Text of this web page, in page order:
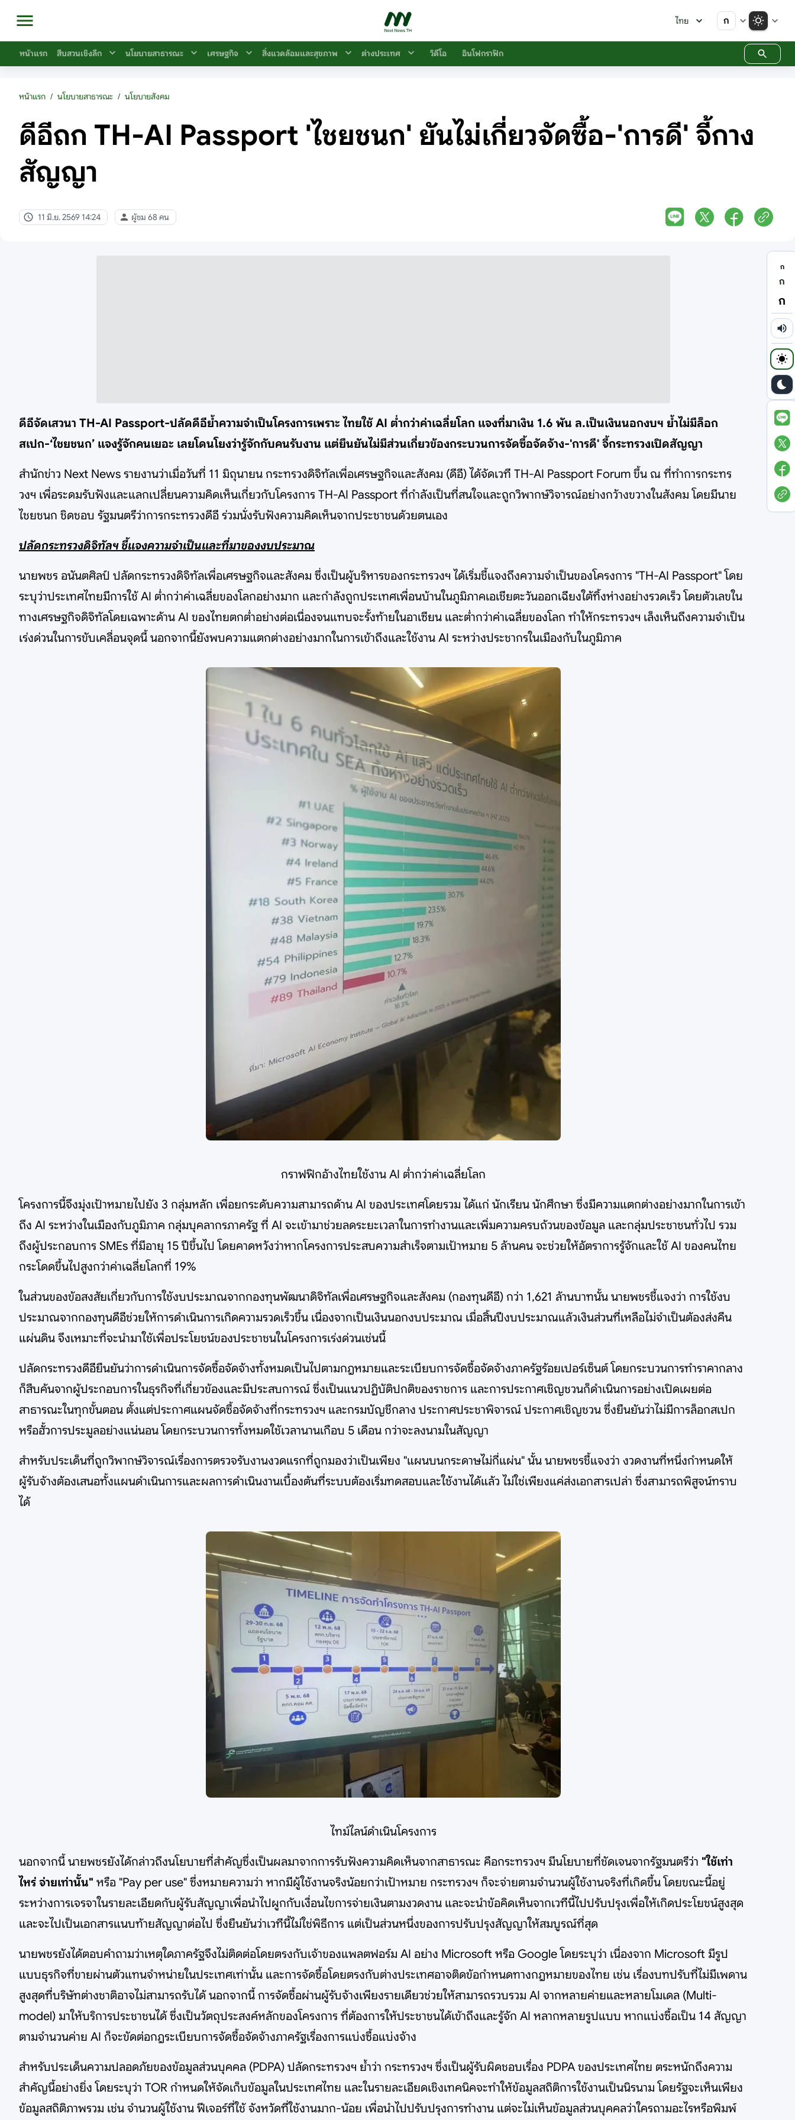
ไทย ก
หน้าแรก สืบสวนเชิงลึก นโยบายสาธารณะ เศรษฐกิจ สิ่งแวดล้อมและสุขภาพ ต่างประเทศ วิดีโอ อินโฟกราฟิก
หน้าแรก / นโยบายสาธารณะ / นโยบายสังคม
ดีอีถก TH-AI Passport 'ไชยชนก' ยันไม่เกี่ยวจัดซื้อ-'การดี' จี้กาง
สัญญา
11 มิ.ย. 2569 14:24 ผู้ชม 68 คน
ดีอีจัดเสวนา TH-AI Passport-ปลัดดีอีย้ำความจำเป็นโครงการเพราะ ไทยใช้ AI ต่ำกว่าค่าเฉลี่ยโลก แจงที่มาเงิน 1.6 พัน ล.เป็นเงินนอกงบฯ ย้ำไม่มีล็อก
สเปก-‘ไชยชนก’ แจงรู้จักคนเยอะ เลยโดนโยงว่ารู้จักกับคนรับงาน แต่ยืนยันไม่มีส่วนเกี่ยวข้องกระบวนการจัดซื้อจัดจ้าง-'การดี' จี้กระทรวงเปิดสัญญา
สำนักข่าว Next News รายงานว่าเมื่อวันที่ 11 มิถุนายน กระทรวงดิจิทัลเพื่อเศรษฐกิจและสังคม (ดีอี) ได้จัดเวที TH-AI Passport Forum ขึ้น ณ ที่ทำการกระทร
วงฯ เพื่อระดมรับฟังและแลกเปลี่ยนความคิดเห็นเกี่ยวกับโครงการ TH-AI Passport ที่กำลังเป็นที่สนใจและถูกวิพากษ์วิจารณ์อย่างกว้างขวางในสังคม โดยมีนาย
ไชยชนก ชิดชอบ รัฐมนตรีว่าการกระทรวงดีอี ร่วมนั่งรับฟังความคิดเห็นจากประชาชนด้วยตนเอง
ปลัดกระทรวงดิจิทัลฯ ชี้แจงความจำเป็นและที่มาของงบประมาณ
นายพชร อนันตศิลป์ ปลัดกระทรวงดิจิทัลเพื่อเศรษฐกิจและสังคม ซึ่งเป็นผู้บริหารของกระทรวงฯ ได้เริ่มชี้แจงถึงความจำเป็นของโครงการ "TH-AI Passport" โดย
ระบุว่าประเทศไทยมีการใช้ AI ต่ำกว่าค่าเฉลี่ยของโลกอย่างมาก และกำลังถูกประเทศเพื่อนบ้านในภูมิภาคเอเชียตะวันออกเฉียงใต้ทิ้งห่างอย่างรวดเร็ว โดยตัวเลขใน
ทางเศรษฐกิจดิจิทัลโดยเฉพาะด้าน AI ของไทยตกต่ำอย่างต่อเนื่องจนแทบจะรั้งท้ายในอาเซียน และต่ำกว่าค่าเฉลี่ยของโลก ทำให้กระทรวงฯ เล็งเห็นถึงความจำเป็น
เร่งด่วนในการขับเคลื่อนจุดนี้ นอกจากนี้ยังพบความแตกต่างอย่างมากในการเข้าถึงและใช้งาน AI ระหว่างประชากรในเมืองกับในภูมิภาค
กราฟฟิกอ้างไทยใช้งาน AI ต่ำกว่าค่าเฉลี่ยโลก
โครงการนี้จึงมุ่งเป้าหมายไปยัง 3 กลุ่มหลัก เพื่อยกระดับความสามารถด้าน AI ของประเทศโดยรวม ได้แก่ นักเรียน นักศึกษา ซึ่งมีความแตกต่างอย่างมากในการเข้า
ถึง AI ระหว่างในเมืองกับภูมิภาค กลุ่มบุคลากรภาครัฐ ที่ AI จะเข้ามาช่วยลดระยะเวลาในการทำงานและเพิ่มความครบถ้วนของข้อมูล และกลุ่มประชาชนทั่วไป รวม
ถึงผู้ประกอบการ SMEs ที่มีอายุ 15 ปีขึ้นไป โดยคาดหวังว่าหากโครงการประสบความสำเร็จตามเป้าหมาย 5 ล้านคน จะช่วยให้อัตราการรู้จักและใช้ AI ของคนไทย
กระโดดขึ้นไปสูงกว่าค่าเฉลี่ยโลกที่ 19%
ในส่วนของข้อสงสัยเกี่ยวกับการใช้งบประมาณจากกองทุนพัฒนาดิจิทัลเพื่อเศรษฐกิจและสังคม (กองทุนดีอี) กว่า 1,621 ล้านบาทนั้น นายพชรชี้แจงว่า การใช้งบ
ประมาณจากกองทุนดีอีช่วยให้การดำเนินการเกิดความรวดเร็วขึ้น เนื่องจากเป็นเงินนอกงบประมาณ เมื่อสิ้นปีงบประมาณแล้วเงินส่วนที่เหลือไม่จำเป็นต้องส่งคืน
แผ่นดิน จึงเหมาะที่จะนำมาใช้เพื่อประโยชน์ของประชาชนในโครงการเร่งด่วนเช่นนี้
ปลัดกระทรวงดีอียืนยันว่าการดำเนินการจัดซื้อจัดจ้างทั้งหมดเป็นไปตามกฎหมายและระเบียบการจัดซื้อจัดจ้างภาครัฐร้อยเปอร์เซ็นต์ โดยกระบวนการทำราคากลาง
ก็สืบค้นจากผู้ประกอบการในธุรกิจที่เกี่ยวข้องและมีประสบการณ์ ซึ่งเป็นแนวปฏิบัติปกติของราชการ และการประกาศเชิญชวนก็ดำเนินการอย่างเปิดเผยต่อ
สาธารณะในทุกขั้นตอน ตั้งแต่ประกาศแผนจัดซื้อจัดจ้างที่กระทรวงฯ และกรมบัญชีกลาง ประกาศประชาพิจารณ์ ประกาศเชิญชวน ซึ่งยืนยันว่าไม่มีการล็อกสเปก
หรือฮั้วการประมูลอย่างแน่นอน โดยกระบวนการทั้งหมดใช้เวลานานเกือบ 5 เดือน กว่าจะลงนามในสัญญา
สำหรับประเด็นที่ถูกวิพากษ์วิจารณ์เรื่องการตรวจรับงานงวดแรกที่ถูกมองว่าเป็นเพียง "แผนบนกระดาษไม่กี่แผ่น" นั้น นายพชรชี้แจงว่า งวดงานที่หนึ่งกำหนดให้
ผู้รับจ้างต้องเสนอทั้งแผนดำเนินการและผลการดำเนินงานเบื้องต้นที่ระบบต้องเริ่มทดสอบและใช้งานได้แล้ว ไม่ใช่เพียงแค่ส่งเอกสารเปล่า ซึ่งสามารถพิสูจน์ทราบ
ได้
ไทม์ไลน์ดำเนินโครงการ
นอกจากนี้ นายพชรยังได้กล่าวถึงนโยบายที่สำคัญซึ่งเป็นผลมาจากการรับฟังความคิดเห็นจากสาธารณะ คือกระทรวงฯ มีนโยบายที่ชัดเจนจากรัฐมนตรีว่า "ใช้เท่า
ไหร่ จ่ายเท่านั้น" หรือ "Pay per use" ซึ่งหมายความว่า หากมีผู้ใช้งานจริงน้อยกว่าเป้าหมาย กระทรวงฯ ก็จะจ่ายตามจำนวนผู้ใช้งานจริงที่เกิดขึ้น โดยขณะนี้อยู่
ระหว่างการเจรจาในรายละเอียดกับผู้รับสัญญาเพื่อนำไปผูกกับเงื่อนไขการจ่ายเงินตามงวดงาน และจะนำข้อคิดเห็นจากเวทีนี้ไปปรับปรุงเพื่อให้เกิดประโยชน์สูงสุด
และจะไปเป็นเอกสารแนบท้ายสัญญาต่อไป ซึ่งยืนยันว่าเวทีนี้ไม่ใช่พิธีการ แต่เป็นส่วนหนึ่งของการปรับปรุงสัญญาให้สมบูรณ์ที่สุด
นายพชรยังได้ตอบคำถามว่าเหตุใดภาครัฐจึงไม่ติดต่อโดยตรงกับเจ้าของแพลตฟอร์ม AI อย่าง Microsoft หรือ Google โดยระบุว่า เนื่องจาก Microsoft มีรูป
แบบธุรกิจที่ขายผ่านตัวแทนจำหน่ายในประเทศเท่านั้น และการจัดซื้อโดยตรงกับต่างประเทศอาจติดข้อกำหนดทางกฎหมายของไทย เช่น เรื่องบทปรับที่ไม่มีเพดาน
สูงสุดที่บริษัทต่างชาติอาจไม่สามารถรับได้ นอกจากนี้ การจัดซื้อผ่านผู้รับจ้างเพียงรายเดียวช่วยให้สามารถรวบรวม AI จากหลายค่ายและหลายโมเดล (Multi-
model) มาให้บริการประชาชนได้ ซึ่งเป็นวัตถุประสงค์หลักของโครงการ ที่ต้องการให้ประชาชนได้เข้าถึงและรู้จัก AI หลากหลายรูปแบบ หากแบ่งซื้อเป็น 14 สัญญา
ตามจำนวนค่าย AI ก็จะขัดต่อกฎระเบียบการจัดซื้อจัดจ้างภาครัฐเรื่องการแบ่งซื้อแบ่งจ้าง
สำหรับประเด็นความปลอดภัยของข้อมูลส่วนบุคคล (PDPA) ปลัดกระทรวงฯ ย้ำว่า กระทรวงฯ ซึ่งเป็นผู้รับผิดชอบเรื่อง PDPA ของประเทศไทย ตระหนักถึงความ
สำคัญนี้อย่างยิ่ง โดยระบุว่า TOR กำหนดให้จัดเก็บข้อมูลในประเทศไทย และในรายละเอียดเชิงเทคนิคจะทำให้ข้อมูลสถิติการใช้งานเป็นนิรนาม โดยรัฐจะเห็นเพียง
ข้อมูลสถิติภาพรวม เช่น จำนวนผู้ใช้งาน ฟีเจอร์ที่ใช้ จังหวัดที่ใช้งานมาก-น้อย เพื่อนำไปปรับปรุงการทำงาน แต่จะไม่เห็นข้อมูลส่วนบุคคลว่าใครถามอะไรหรือพิมพ์
ก
ก
ก